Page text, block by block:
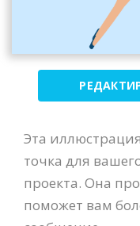
Эта
точка для
проекта. Она
поможет вам